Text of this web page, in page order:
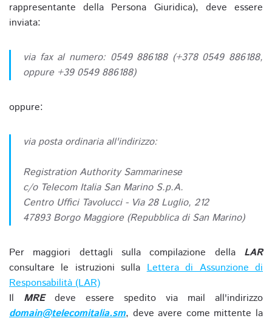
rappresentante della Persona Giuridica), deve essere
inviata:
via fax al numero: 0549 886188 (+378 0549 886188,
oppure +39 0549 886188)
oppure:
via posta ordinaria all'indirizzo:
Registration Authority Sammarinese
c/o Telecom Italia San Marino S.p.A.
Centro Uffici Tavolucci - Via 28 Luglio, 212
47893 Borgo Maggiore (Repubblica di San Marino)
Per maggiori dettagli sulla compilazione della LAR
consultare le istruzioni sullaLettera di Assunzione di
Responsabilità (LAR)
Il MREdeve essere spedito via mail all'indirizzo
domain@telecomitalia.sm, deve avere come mittente la